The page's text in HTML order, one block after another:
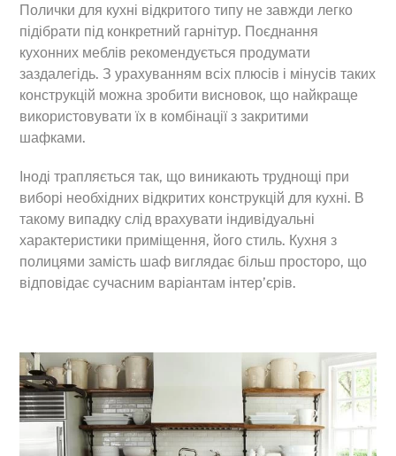
Полички для кухні відкритого типу не завжди легко
підібрати під конкретний гарнітур. Поєднання
кухонних меблів рекомендується продумати
заздалегідь. З урахуванням всіх плюсів і мінусів таких
конструкцій можна зробити висновок, що найкраще
використовувати їх в комбінації з закритими
шафками.
Іноді трапляється так, що виникають труднощі при
виборі необхідних відкритих конструкцій для кухні. В
такому випадку слід врахувати індивідуальні
характеристики приміщення, його стиль. Кухня з
полицями замість шаф виглядає більш просторо, що
відповідає сучасним варіантам інтер’єрів.